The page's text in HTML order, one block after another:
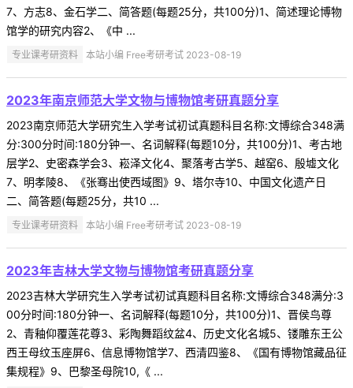
7、方志8、金石学二、简答题(每题25分，共100分)1、简述理论博物
馆学的研究内容2、《中 ...
专业课考研资料 本站小编 Free考研考试 2023-08-19
2023年南京师范大学文物与博物馆考研真题分享
2023南京师范大学研究生入学考试初试真题科目名称:文博综合348满
分:300分时间:180分钟一、名词解释(每题10分，共100分)1、考古地
层学2、史密森学会3、崧泽文化4、聚落考古学5、越窑6、殷墟文化
7、明孝陵8、《张骞出使西域图》9、塔尔寺10、中国文化遗产日
二、简答题(每题25分，共10 ...
专业课考研资料 本站小编 Free考研考试 2023-08-19
2023年吉林大学文物与博物馆考研真题分享
2023吉林大学研究生入学考试初试真题科目名称:文博综合348满分:3
00分时间:180分钟一、名词解释(每题10分，共100分)1、晋侯鸟尊
2、青釉仰覆莲花尊3、彩陶舞蹈纹盆4、历史文化名城5、镂雕东王公
西王母纹玉座屏6、信息博物馆学7、西清四鉴8、《国有博物馆藏品征
集规程》9、巴黎圣母院10,《 ...